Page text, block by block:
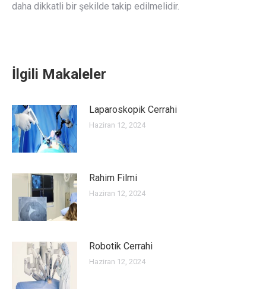
daha dikkatli bir şekilde takip edilmelidir.
İlgili Makaleler
Laparoskopik Cerrahi
Haziran 12, 2024
Rahim Filmi
Haziran 12, 2024
Robotik Cerrahi
Haziran 12, 2024